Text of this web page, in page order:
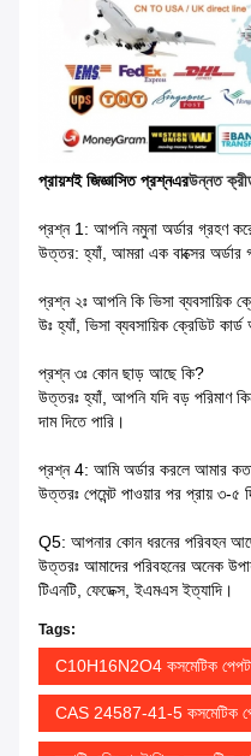
প্রায়শই জিজ্ঞাসিত প্রশ্নএরউন্নত
প্রশ্ন 1: আপনি নমুনা অর্ডার গ্রহণ
উত্তর: হ্যাঁ, আমরা এক বাক্সের অর্ডার
প্রশ্ন ২ঃ আপনি কি ভিসা ব্যবসায়িক
উঃ হ্যাঁ, ভিসা ব্যবসায়িক ক্রেডিট
প্রশ্ন ৩ঃ কোন ছাড় আছে কি?
উত্তরঃ হ্যাঁ, আপনি যদি বড় পরিমাণ
দাম দিতে পারি।
প্রশ্ন 4: আমি অর্ডার করলে আমার
উত্তরঃ পেমেন্ট পাওয়ার পর প্রায় ৩-৫
Q5: আপনার কোন ধরনের পরিবহন
উত্তরঃ আমাদের পরিবহনের অনেক
টিএনটি, ফেডেক্স, ইএমএস ইত্যাদি।
Tags:
C10H16N2O4 কসমেটিক
CAS 24587-41-5 কসমেটিক